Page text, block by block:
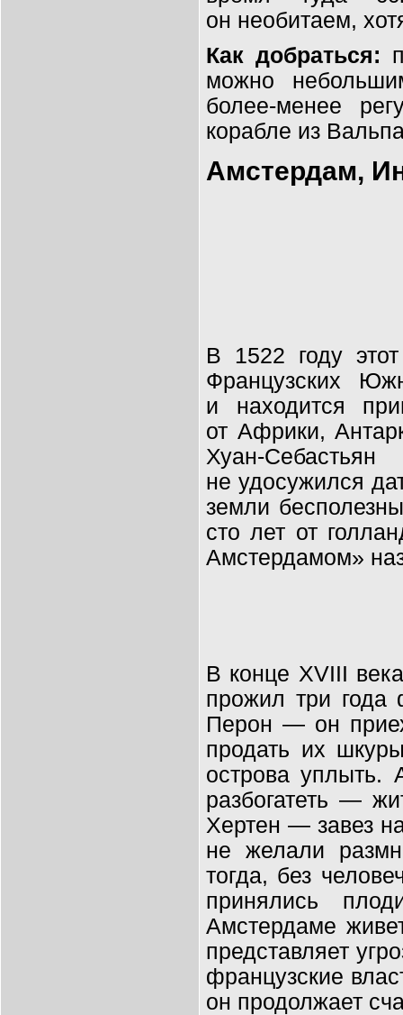
он необитаем,
Как добраться:
можно
более-менее
корабле из
Амстердам,
В 1522 году
Французских
и
находится
от Африки,
Хуан-Себастьян
не удосужился
земли
сто лет от
Амстердамом»
В конце XVIII
прожил три года
Перон — он
продать их
острова
разбогатеть —
Хертен — завез
не желали
тогда, без
принялись
Амстердаме
представляет
французские
он продолжает